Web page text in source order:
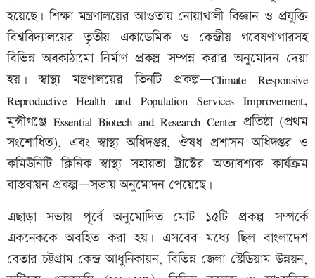
হয়েছে। শিক্ষা মন্ত্রণালয়ের আওতায় নোয়াখালী বিজ্ঞান ও প্রযুক্তি
বিশ্ববিদ্যালয়ের তৃতীয় একাডেমিক ও কেন্দ্রীয় গবেষণাগারসহ
বিভিন্ন অবকাঠামো নির্মাণ প্রকল্প সম্পন্ন করার অনুমোদন দেয়া
হয়। স্বাস্থ্য মন্ত্রণালয়ের তিনটি প্রকল্প—Climate Responsive
Reproductive Health and Population Services Improvement,
মুন্সীগঞ্জে Essential Biotech and Research Center প্রতিষ্ঠা (প্রথম
সংশোধিত), এবং স্বাস্থ্য অধিদপ্তর, ঔষধ প্রশাসন অধিদপ্তর ও
কমিউনিটি ক্লিনিক স্বাস্থ্য সহায়তা ট্রাস্টের অত্যাবশ্যক কার্যক্রম
বাস্তবায়ন প্রকল্প—সভায় অনুমোদন পেয়েছে।
এছাড়া সভায় পূর্বে অনুমোদিত মোট ১৫টি প্রকল্প সম্পর্কে
একনেককে অবহিত করা হয়। এসবের মধ্যে ছিল বাংলাদেশ
বেতার চট্টগ্রাম কেন্দ্র আধুনিকায়ন, বিভিন্ন জেলা স্টেডিয়াম উন্নয়ন,